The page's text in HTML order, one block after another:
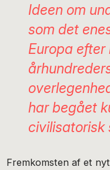
Ideen om
som det
Europa efter
har begået
civilisatorisk
Fremkomsten af et